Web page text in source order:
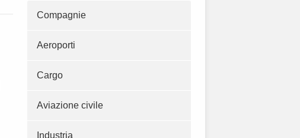
Compagnie
Aeroporti
Cargo
Aviazione civile
Industria